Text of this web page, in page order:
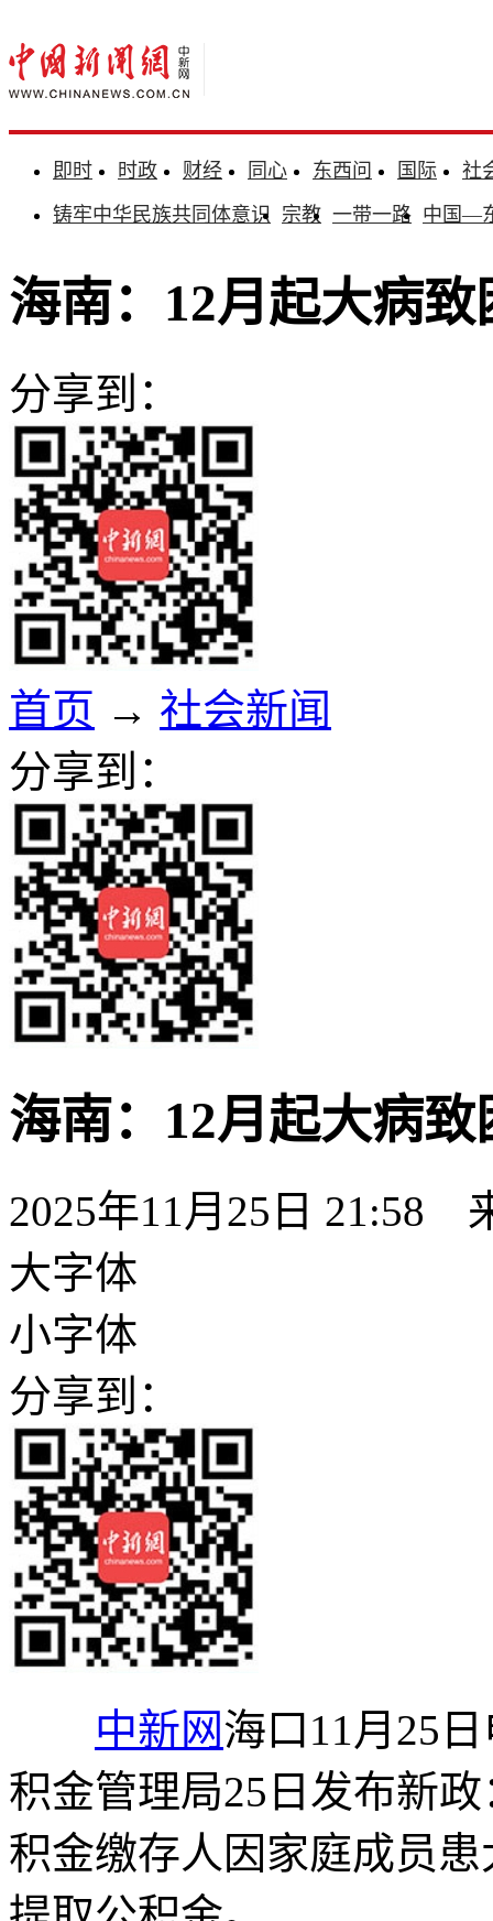
即时 时政 财经 同心 东西问 国际
社
铸牢中华民族共同体意识 宗教 一带一路 中国—
海南：12月起大病
分享到：
首页 → 社会新闻
分享到：
海南：12月起大病
2025年11月25日 21:58
大字体
小字体
分享到：
中新网海口11月25
积金管理局25日发布新
积金缴存人因家庭成员